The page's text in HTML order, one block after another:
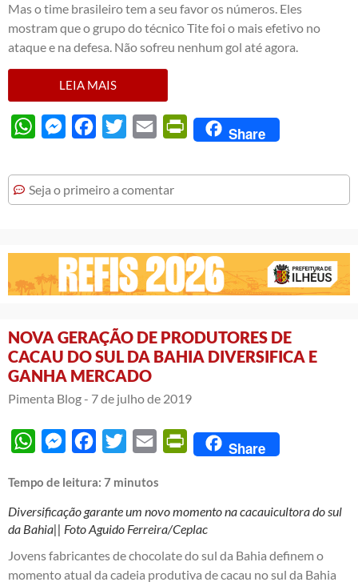
Mas o time brasileiro tem a seu favor os números. Eles
mostram que o grupo do técnico Tite foi o mais efetivo no
ataque e na defesa. Não sofreu nenhum gol até agora.
LEIA MAIS
WhatsAppMessengerFacebook
Twitter Email PrintFriendly
Share
Seja o primeiro a comentar
NOVA GERAÇÃO DE PRODUTORES DE
CACAU DO SUL DA BAHIA DIVERSIFICA E
GANHA MERCADO
Pimenta Blog - 7 de julho de 2019
WhatsAppMessengerFacebook
Twitter Email PrintFriendly
Share
Tempo de leitura: 7 minutos
Diversificação garante um novo momento na cacauicultora do sul
da Bahia|| Foto Aguido Ferreira/Ceplac
Jovens fabricantes de chocolate do sul da Bahia definem o
momento atual da cadeia produtiva de cacau no sul da Bahia